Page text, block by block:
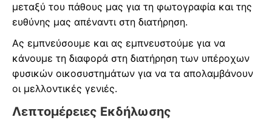
μεταξύ του πάθους μας για τη φωτογραφία και της
ευθύνης μας απέναντι στη διατήρηση.
Ας εμπνεύσουμε και ας εμπνευστούμε για να
κάνουμε τη διαφορά στη διατήρηση των υπέροχων
φυσικών οικοσυστημάτων για να τα απολαμβάνουν
οι μελλοντικές γενιές.
Λεπτομέρειες Εκδήλωσης